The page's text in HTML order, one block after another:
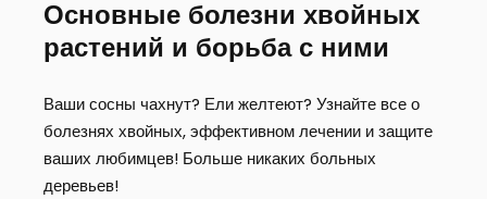
Основные болезни хвойных
растений и борьба с ними
Ваши сосны чахнут? Ели желтеют? Узнайте все о
болезнях хвойных, эффективном лечении и защите
ваших любимцев! Больше никаких больных
деревьев!